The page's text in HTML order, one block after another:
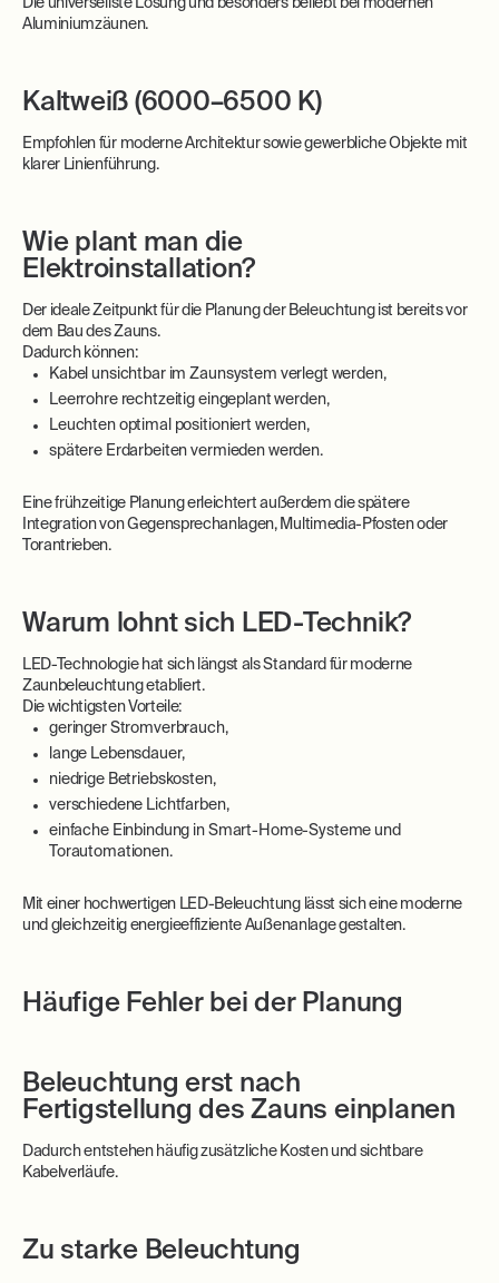
Die universellste Lösung und besonders beliebt bei modernen
Aluminiumzäunen.
Kaltweiß (6000–6500 K)
Empfohlen für moderne Architektur sowie gewerbliche Objekte mit
klarer Linienführung.
Wie plant man die
Elektroinstallation?
Der ideale Zeitpunkt für die Planung der Beleuchtung ist bereits vor
dem Bau des Zauns.
Dadurch können:
Kabel unsichtbar im Zaunsystem verlegt werden,
Leerrohre rechtzeitig eingeplant werden,
Leuchten optimal positioniert werden,
spätere Erdarbeiten vermieden werden.
Eine frühzeitige Planung erleichtert außerdem die spätere
Integration von Gegensprechanlagen, Multimedia-Pfosten oder
Torantrieben.
Warum lohnt sich LED-Technik?
LED-Technologie hat sich längst als Standard für moderne
Zaunbeleuchtung etabliert.
Die wichtigsten Vorteile:
geringer Stromverbrauch,
lange Lebensdauer,
niedrige Betriebskosten,
verschiedene Lichtfarben,
einfache Einbindung in Smart-Home-Systeme und
Torautomationen.
Mit einer hochwertigen LED-Beleuchtung lässt sich eine moderne
und gleichzeitig energieeffiziente Außenanlage gestalten.
Häufige Fehler bei der Planung
Beleuchtung erst nach
Fertigstellung des Zauns einplanen
Dadurch entstehen häufig zusätzliche Kosten und sichtbare
Kabelverläufe.
Zu starke Beleuchtung